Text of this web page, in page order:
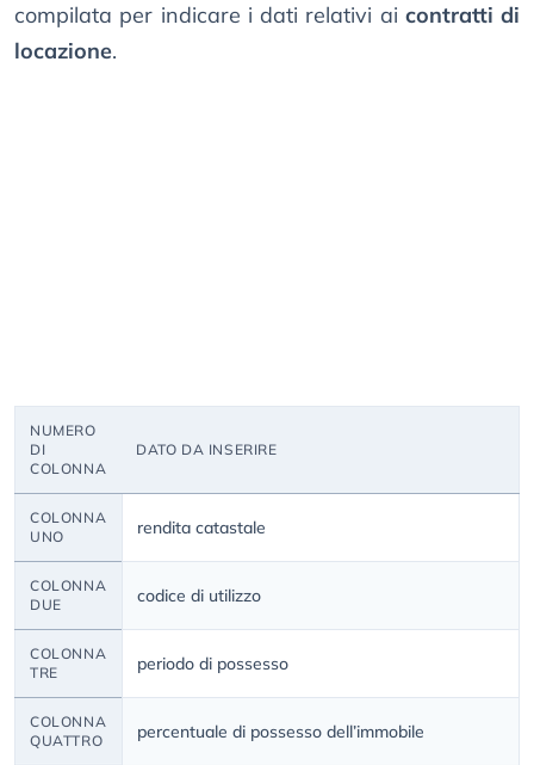
compilata per indicare i dati relativi ai contratti di
locazione.
NUMERO
DI
COLONNA
DATO DA INSERIRE
COLONNA
UNO
rendita catastale
COLONNA
DUE
codice di utilizzo
COLONNA
TRE
periodo di possesso
COLONNA
QUATTRO
percentuale di possesso dell’immobile